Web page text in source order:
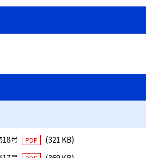
18号 PDF
(321 KB)